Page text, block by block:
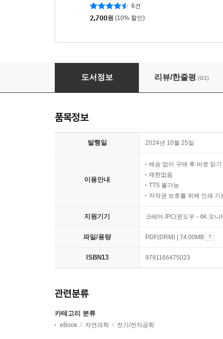
6건
2,700원 (10% 할인)
AI시대에 대응하는 반도체 패키지와 테스트
도서정보 리뷰/한줄평 (0/1)
품목정보
발행일 2024년 10월 25일
이용안내
배송 없이 구매 후 바로 읽기
제한없음
TTS 불가능
저작권 보호를 위해 인쇄 기
지원기기 크레마 /PC(윈도우 - 4K 모
파일/용량 PDF(DRM) | 74.00MB
ISBN13 9791166475023
관련분류
카테고리 분류
eBook 자연과학 전기/전자공학